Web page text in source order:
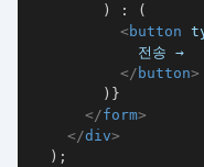
)
:
(
<button
</ button>
) }
</form>
</div>
) ;